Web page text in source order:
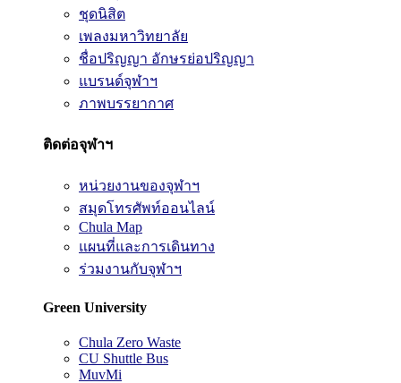
ชุดนิสิต
เพลงมหาวิทยาลัย
ชื่อปริญญา อักษรย่อปริญญา
แบรนด์จุฬาฯ
ภาพบรรยากาศ
ติดต่อจุฬาฯ
หน่วยงานของจุฬาฯ
สมุดโทรศัพท์ออนไลน์
Chula Map
แผนที่และการเดินทาง
ร่วมงานกับจุฬาฯ
Green University
Chula Zero Waste
CU Shuttle Bus
MuvMi